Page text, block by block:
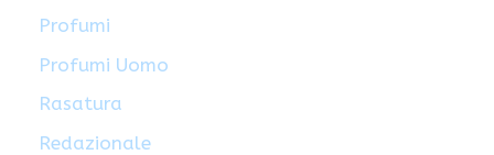
Profumi
Profumi Uomo
Rasatura
Redazionale